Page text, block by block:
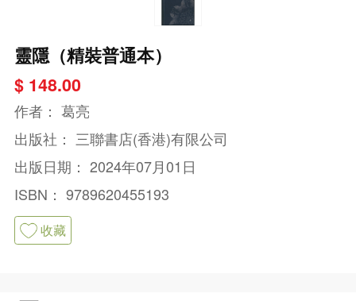
靈隱（精裝普通本）
$ 148.00
作者： 葛亮
出版社： 三聯書店(香港)有限公司
出版日期： 2024年07月01日
ISBN： 9789620455193
收藏